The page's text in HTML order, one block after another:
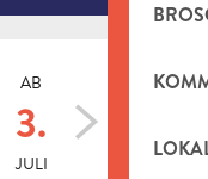
&
AB
3.
JULI
BIS ZUM